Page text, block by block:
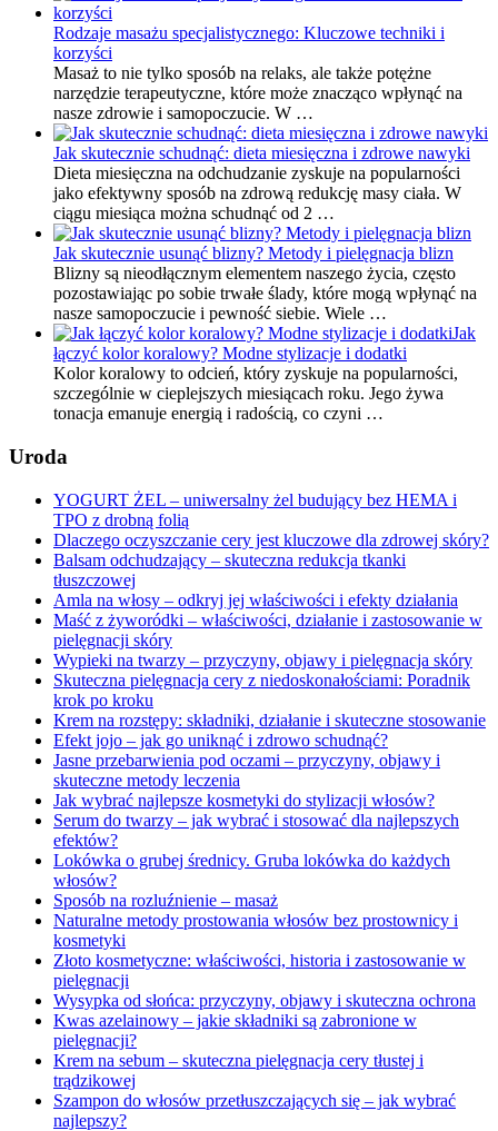
Rodzaje masażu specjalistycznego: Kluczowe techniki i
korzyści
Masaż to nie tylko sposób na relaks, ale także potężne
narzędzie terapeutyczne, które może znacząco wpłynąć na
nasze zdrowie i samopoczucie. W …
Jak skutecznie schudnąć: dieta miesięczna i zdrowe nawyki
Dieta miesięczna na odchudzanie zyskuje na popularności
jako efektywny sposób na zdrową redukcję masy ciała. W
ciągu miesiąca można schudnąć od 2 …
Jak skutecznie usunąć blizny? Metody i pielęgnacja blizn
Blizny są nieodłącznym elementem naszego życia, często
pozostawiając po sobie trwałe ślady, które mogą wpłynąć na
nasze samopoczucie i pewność siebie. Wiele …
Jak
łączyć kolor koralowy? Modne stylizacje i dodatki
Kolor koralowy to odcień, który zyskuje na popularności,
szczególnie w cieplejszych miesiącach roku. Jego żywa
tonacja emanuje energią i radością, co czyni …
Uroda
YOGURT ŻEL – uniwersalny żel budujący bez HEMA i
TPO z drobną folią
Dlaczego oczyszczanie cery jest kluczowe dla zdrowej skóry?
Balsam odchudzający – skuteczna redukcja tkanki
tłuszczowej
Amla na włosy – odkryj jej właściwości i efekty działania
Maść z żyworódki – właściwości, działanie i zastosowanie w
pielęgnacji skóry
Wypieki na twarzy – przyczyny, objawy i pielęgnacja skóry
Skuteczna pielęgnacja cery z niedoskonałościami: Poradnik
krok po kroku
Krem na rozstępy: składniki, działanie i skuteczne stosowanie
Efekt jojo – jak go uniknąć i zdrowo schudnąć?
Jasne przebarwienia pod oczami – przyczyny, objawy i
skuteczne metody leczenia
Jak wybrać najlepsze kosmetyki do stylizacji włosów?
Serum do twarzy – jak wybrać i stosować dla najlepszych
efektów?
Lokówka o grubej średnicy. Gruba lokówka do każdych
włosów?
Sposób na rozluźnienie – masaż
Naturalne metody prostowania włosów bez prostownicy i
kosmetyki
Złoto kosmetyczne: właściwości, historia i zastosowanie w
pielęgnacji
Wysypka od słońca: przyczyny, objawy i skuteczna ochrona
Kwas azelainowy – jakie składniki są zabronione w
pielęgnacji?
Krem na sebum – skuteczna pielęgnacja cery tłustej i
trądzikowej
Szampon do włosów przetłuszczających się – jak wybrać
najlepszy?